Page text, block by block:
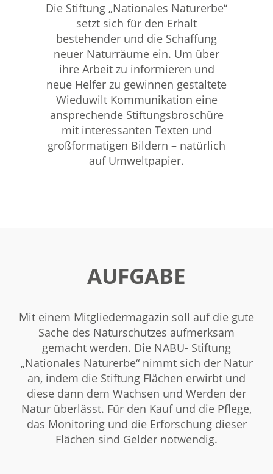
Die Stiftung „Nationales Naturerbe“
setzt sich für den Erhalt
bestehender und die Schaffung
neuer Naturräume ein. Um über
ihre Arbeit zu informieren und
neue Helfer zu gewinnen gestaltete
Wieduwilt Kommunikation eine
ansprechende Stiftungsbroschüre
mit interessanten Texten und
großformatigen Bildern – natürlich
auf Umweltpapier.
AUFGABE
Mit einem Mitgliedermagazin soll auf die gute
Sache des Naturschutzes aufmerksam
gemacht werden. Die NABU- Stiftung
„Nationales Naturerbe“ nimmt sich der Natur
an, indem die Stiftung Flächen erwirbt und
diese dann dem Wachsen und Werden der
Natur überlässt. Für den Kauf und die Pflege,
das Monitoring und die Erforschung dieser
Flächen sind Gelder notwendig.